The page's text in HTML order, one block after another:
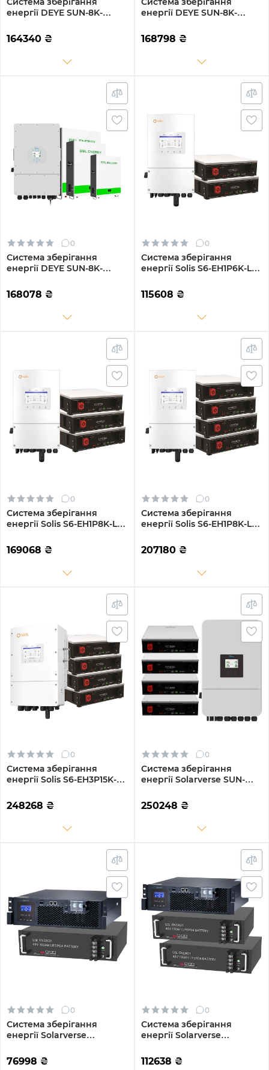
енергії DEYE SUN-8K-
8kW 14.4kWh 3BAT
LiFePO4 6500 циклів
164340 ₴
енергії DEYE SUN-8K-
8kW 15.36kWh 3BAT
LiFePO4 6500 циклів
168798 ₴
0
Система зберігання
енергії DEYE SUN-8K-
W 8kW 15.36kWh 3BAT
LiFePO4 6500 циклів
168078 ₴
0
Система зберігання
енергії Solis S6-EH1P6K-L-
10.24kWh 2BAT LiFePO4
6000 циклів
115608 ₴
0
Система зберігання
енергії Solis S6-EH1P8K-L-
15.36kWh 3BAT LiFePO4
6000 циклів
169068 ₴
0
Система зберігання
енергії Solis S6-EH1P8K-L-
20.48kWh 4BAT LiFePO4
6000 циклів
207180 ₴
0
Система зберігання
енергії Solis S6-EH3P15K-L-
20.48kWh 4BAT LiFePO4
6000 циклів
248268 ₴
0
Система зберігання
енергії Solarverse SUN-
4DY20.48K-LFP-W 14kW
20.48kWh 4BAT LiFePO4
250248 ₴
0
Система зберігання
енергії Solarverse
4.8kWh 1BAT LiFePO4 6500
циклів
76998 ₴
0
Система зберігання
енергії Solarverse
5 9.6kWh 2BAT LiFePO4
6500 циклів
112638 ₴